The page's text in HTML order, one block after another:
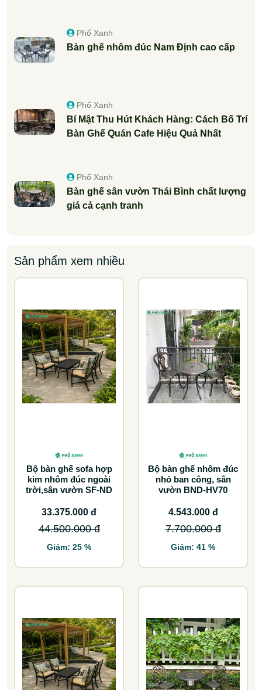
Phố Xanh
Bàn ghế nhôm đúc Nam Định cao cấp
Phố Xanh
Bí Mật Thu Hút Khách Hàng: Cách Bố Trí
Bàn Ghế Quán Cafe Hiệu Quả Nhất
Phố Xanh
Bàn ghế sân vườn Thái Bình chất lượng
giá cả cạnh tranh
Sản phẩm xem nhiều
Bộ bàn ghế sofa hợp
kim nhôm đúc ngoài
trời,sân vườn SF-ND
33.375.000 đ
44.500.000 đ
Giảm: 25 %
Bộ bàn ghế nhôm đúc
nhỏ ban công, sân
vườn BND-HV70
4.543.000 đ
7.700.000 đ
Giảm: 41 %